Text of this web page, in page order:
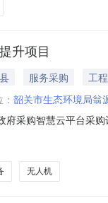
升项目
服务采购
工程
韶关市生态环境局翁
府采购智慧云平台采
购方式公开招标八
无人机